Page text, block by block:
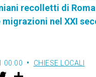
recolletti di
migrazioni nel XXI
00:00 CHIESE LOCALI